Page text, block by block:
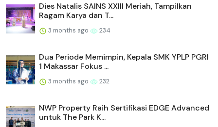
Dies Natalis SAINS XXIII Meriah, Tampilkan
Ragam Karya dan T...
3 months ago 234
Dua Periode Memimpin, Kepala SMK YPLP PGRI
1 Makassar Fokus ...
3 months ago 232
NWP Property Raih Sertifikasi EDGE Advanced
untuk The Park K...